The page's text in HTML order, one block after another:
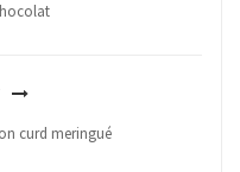
curd meringué